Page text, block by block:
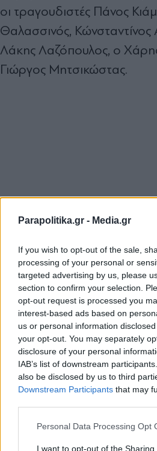
Parapolitika.gr - Media.gr
If you wish to opt-out of the sale,
processing of your personal or
targeted advertising by us, please
section to confirm your selection.
opt-out request is processed you
interest-based ads based on
us or personal information
your opt-out. You may separately
disclosure of your personal
IAB’s list of downstream
also be disclosed by us to third
Downstream Participants that may
Personal Data Processing Opt
I want to opt-out of the Sharing
οι τραγουδιστές Πάνος
Θαλασσινός,
Λάκης Λαζόπουλος, ο
Γιώργος Μητσικώστας.
#ΑΕΚ#Γήπεδο#Εγκαίνια
Ακολουθήστε το
parapolitika.gr στο
News για άμεση και
ενημέρωση
Ακολουθήστε μας
facebook
Εγγραφή στο